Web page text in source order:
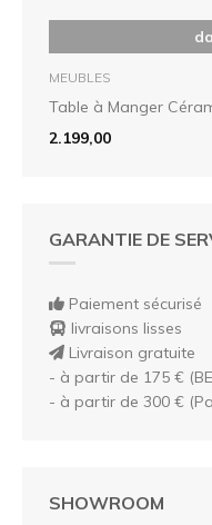
MEUBLES
Table à Manger
2.199,00
GARANTIE DE
Paiement sécurisé
livraisons lisses
Livraison gratuite
- à partir de 175 €
- à partir de 300 €
SHOWROOM